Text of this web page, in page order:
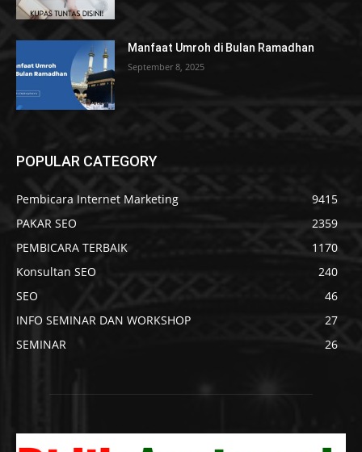
Manfaat Umroh di Bulan Ramadhan
September 8, 2025
POPULAR CATEGORY
Pembicara Internet Marketing
9415
PAKAR SEO
2359
PEMBICARA TERBAIK
1170
Konsultan SEO
240
SEO
46
INFO SEMINAR DAN WORKSHOP
27
SEMINAR
26